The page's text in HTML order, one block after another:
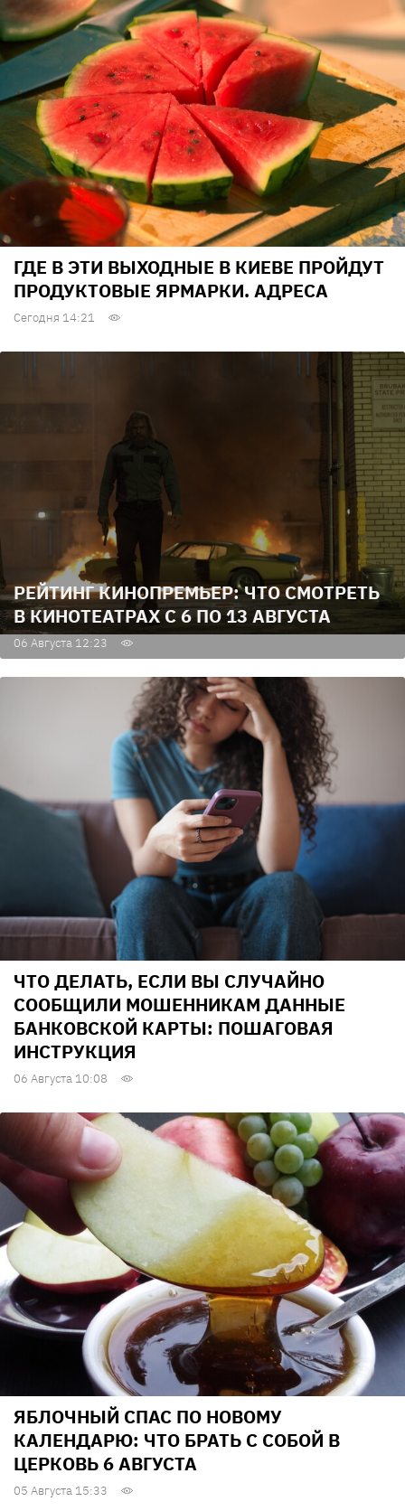
ГДЕ В ЭТИ ВЫХОДНЫЕ В КИЕВЕ ПРОЙДУТ
ПРОДУКТОВЫЕ ЯРМАРКИ. АДРЕСА
Сегодня 14:21
РЕЙТИНГ КИНОПРЕМЬЕР: ЧТО СМОТРЕТЬ
В КИНОТЕАТРАХ С 6 ПО 13 АВГУСТА
06 Августа 12:23
ЧТО ДЕЛАТЬ, ЕСЛИ ВЫ СЛУЧАЙНО
СООБЩИЛИ МОШЕННИКАМ ДАННЫЕ
БАНКОВСКОЙ КАРТЫ: ПОШАГОВАЯ
ИНСТРУКЦИЯ
06 Августа 10:08
ЯБЛОЧНЫЙ СПАС ПО НОВОМУ
КАЛЕНДАРЮ: ЧТО БРАТЬ С СОБОЙ В
ЦЕРКОВЬ 6 АВГУСТА
05 Августа 15:33